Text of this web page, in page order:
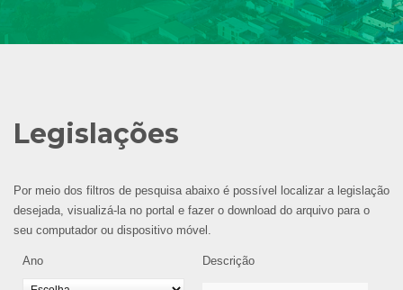
Legislações
Por meio dos filtros de pesquisa abaixo é possível localizar a legislação
desejada, visualizá-la no portal e fazer o download do arquivo para o
seu computador ou dispositivo móvel.
Ano Descrição